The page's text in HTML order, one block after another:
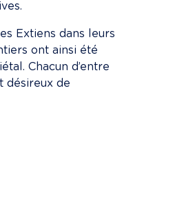
Extiens dans leurs
ont ainsi été
Chacun d’entre
désireux de